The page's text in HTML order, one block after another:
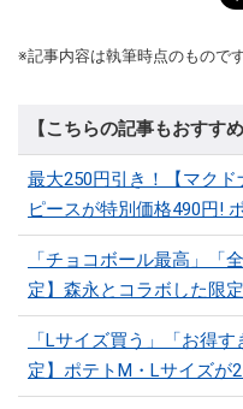
※記事内容は執筆時点のもので
【こちらの記事もおすすめ
最大250円引き！【マク
ピースが特別価格490円!
「チョコボール最高」「
定】森永とコラボした限
「Lサイズ買う」「お得
定】ポテトM・Lサイズが